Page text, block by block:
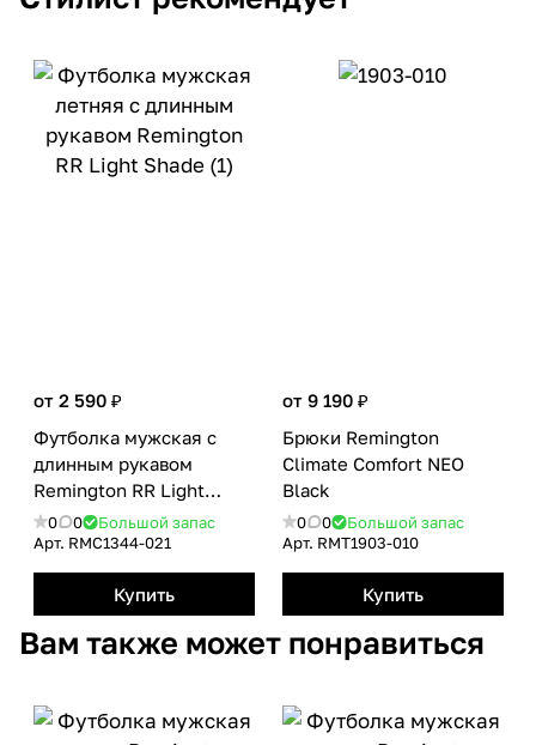
от 2 590 ₽
Футболка мужская с
длинным рукавом
Remington RR Light
Shade
0 0
Большой запас
Арт. RMС1344-021
Купить
от 9 190 ₽
Брюки Remington
Сlimate Сomfort NEO
Black
0 0
Большой запас
Арт. RMТ1903-010
Купить
Вам также может понравиться